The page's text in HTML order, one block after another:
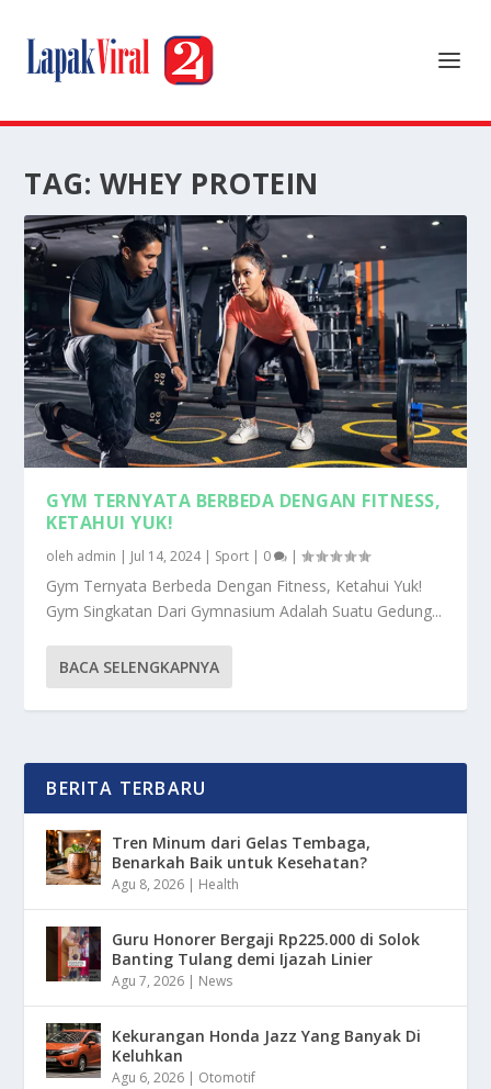
TAG: WHEY PROTEIN
GYM TERNYATA BERBEDA DENGAN FITNESS,
KETAHUI YUK!
oleh admin | Jul 14, 2024| Sport | 0 |
Gym Ternyata Berbeda Dengan Fitness, Ketahui Yuk!
Gym Singkatan Dari Gymnasium Adalah Suatu Gedung...
BACA SELENGKAPNYA
BERITA TERBARU
Tren Minum dari Gelas Tembaga,
Benarkah Baik untuk Kesehatan?
Agu 8, 2026 | Health
Guru Honorer Bergaji Rp225.000 di Solok
Banting Tulang demi Ijazah Linier
Agu 7, 2026 | News
Kekurangan Honda Jazz Yang Banyak Di
Keluhkan
Agu 6, 2026 | Otomotif